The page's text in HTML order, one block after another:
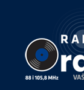
website!